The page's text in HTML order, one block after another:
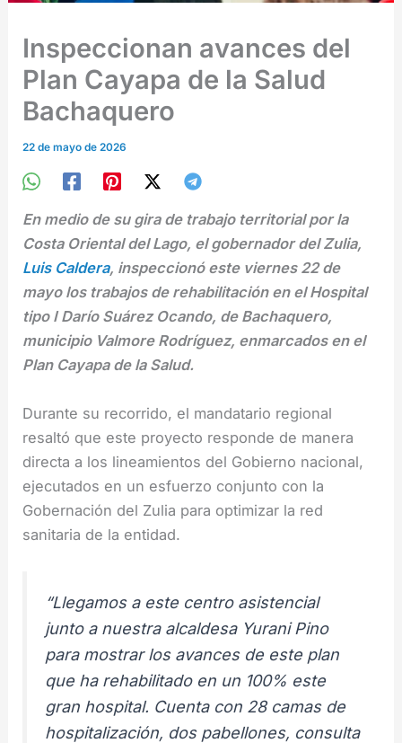
Inspeccionan avances del
Plan Cayapa de la Salud
Bachaquero
22 de mayo de 2026
En medio de su gira de trabajo territorial por la
Costa Oriental del Lago, el gobernador del Zulia,
Luis Caldera, inspeccionó este viernes 22 de
mayo los trabajos de rehabilitación en el Hospital
tipo I Darío Suárez Ocando, de Bachaquero,
municipio Valmore Rodríguez, enmarcados en el
Plan Cayapa de la Salud.
Durante su recorrido, el mandatario regional
resaltó que este proyecto responde de manera
directa a los lineamientos del Gobierno nacional,
ejecutados en un esfuerzo conjunto con la
Gobernación del Zulia para optimizar la red
sanitaria de la entidad.
“Llegamos a este centro asistencial
junto a nuestra alcaldesa Yurani Pino
para mostrar los avances de este plan
que ha rehabilitado en un 100% este
gran hospital. Cuenta con 28 camas de
hospitalización, dos pabellones, consulta